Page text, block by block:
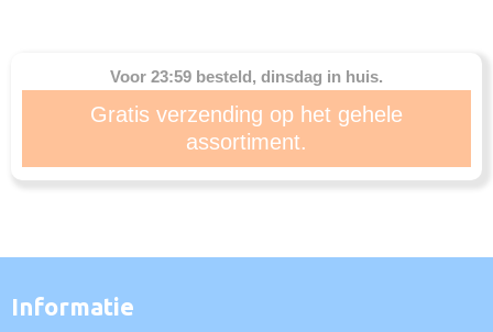
Voor 23:59 besteld, dinsdag in huis.
Gratis verzending op het gehele
assortiment.
Informatie